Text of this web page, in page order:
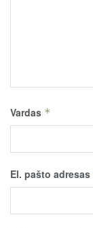
Vardas *
El. pašto adresas